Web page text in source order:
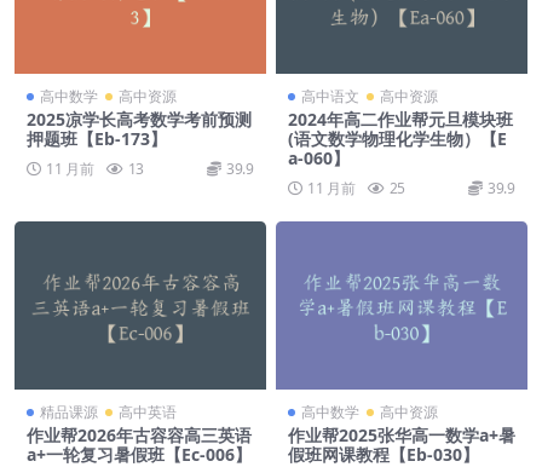
高中数学 高中资源
2025凉学长高考数学考前预测
押题班【Eb-173】
11 月前 13 39.9
高中语文 高中资源
2024年高二作业帮元旦模块班
(语文数学物理化学生物）【E
a-060】
11 月前 25 39.9
精品课源 高中英语
作业帮2026年古容容高三英语
a+一轮复习暑假班【Ec-006】
高中数学 高中资源
作业帮2025张华高一数学a+暑
假班网课教程【Eb-030】